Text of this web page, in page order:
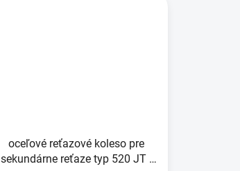
oceľové reťazové koleso pre
sekundárne reťaze typ 520 JT -